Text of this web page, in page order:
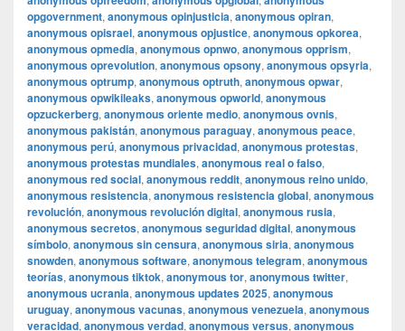
opgovernment, anonymous opinjusticia, anonymous opiran,
anonymous opisrael, anonymous opjustice, anonymous opkorea,
anonymous opmedia, anonymous opnwo, anonymous opprism,
anonymous oprevolution, anonymous opsony, anonymous opsyria,
anonymous optrump, anonymous optruth, anonymous opwar,
anonymous opwikileaks, anonymous opworld, anonymous
opzuckerberg, anonymous oriente medio, anonymous ovnis,
anonymous pakistán, anonymous paraguay, anonymous peace,
anonymous perú, anonymous privacidad, anonymous protestas,
anonymous protestas mundiales, anonymous real o falso,
anonymous red social, anonymous reddit, anonymous reino unido,
anonymous resistencia, anonymous resistencia global, anonymous
revolución, anonymous revolución digital, anonymous rusia,
anonymous secretos, anonymous seguridad digital, anonymous
símbolo, anonymous sin censura, anonymous siria, anonymous
snowden, anonymous software, anonymous telegram, anonymous
teorías, anonymous tiktok, anonymous tor, anonymous twitter,
anonymous ucrania, anonymous updates 2025, anonymous
uruguay, anonymous vacunas, anonymous venezuela, anonymous
veracidad, anonymous verdad, anonymous versus, anonymous